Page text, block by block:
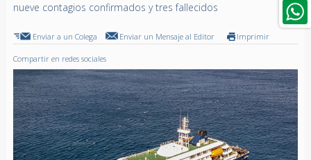
nueve contagios confirmados y tres fallecidos
Enviar a un Colega Enviar un Mensaje al Editor Imprimir
Compartir en redes sociales